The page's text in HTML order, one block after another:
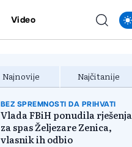
Video
Najnovije Najčitanije
BEZ SPREMNOSTI DA PRIHVATI
Vlada FBiH ponudila rješenja
za spas Željezare Zenica,
vlasnik ih odbio